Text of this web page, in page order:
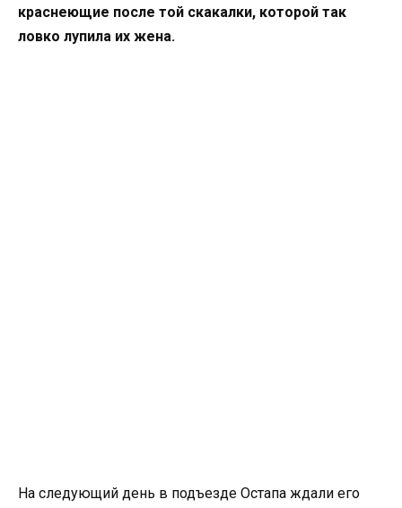
краснеющие после той скакалки, которой так
ловко лупила их жена.
На следующий день в подъезде Остапа ждали его